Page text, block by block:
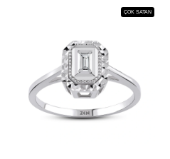
ÇOK SATAN